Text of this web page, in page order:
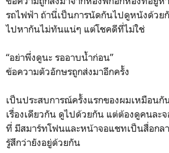
รถไฟฟ้า ถ้านี่เป็นการนัดกันไปดูหนังด้วยกั
ไปหากันไม่ทันแน่ๆ แต่โชคดีที่ไม่ใช่
“อย่าพึ่งดูนะ รออาบน้ำก่อน”
ข้อความตัวอักษรถูกส่งมาอีกครั้ง
เป็นประสบการณ์ครั้งแรกของผมเหมือนกั
เรื่องเดียวกัน ดูไปด้วยกัน แต่ต้องดูคนละจ
ที่ มีสมาร์ทโฟนและหน้าจอแชทเป็นสื่อกล
รู้สึกว่ายังอยู่ด้วยกัน